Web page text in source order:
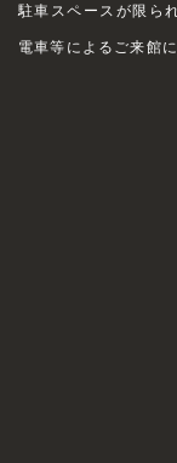
駐車スペースが限ら
電車等によるご来館